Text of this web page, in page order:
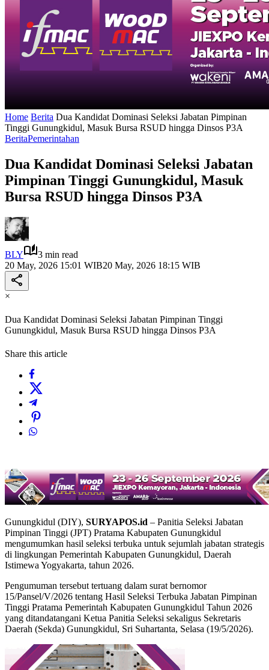
Home Berita Dua Kandidat Dominasi Seleksi Jabatan Pimpinan
Tinggi Gunungkidul, Masuk Bursa RSUD hingga Dinsos P3A
BeritaPemerintahan
Dua Kandidat Dominasi Seleksi Jabatan
Pimpinan Tinggi Gunungkidul, Masuk
Bursa RSUD hingga Dinsos P3A
BLY
3 min read
20 May, 2026 15:01 WIB20 May, 2026 18:15 WIB
×
Dua Kandidat Dominasi Seleksi Jabatan Pimpinan Tinggi
Gunungkidul, Masuk Bursa RSUD hingga Dinsos P3A
Share this article
Gunungkidul (DIY), SURYAPOS.id – Panitia Seleksi Jabatan
Pimpinan Tinggi (JPT) Pratama Kabupaten Gunungkidul
mengumumkan hasil seleksi terbuka untuk sejumlah jabatan strategis
di lingkungan Pemerintah Kabupaten Gunungkidul, Daerah
Istimewa Yogyakarta, tahun 2026.
Pengumuman tersebut tertuang dalam surat bernomor
15/Pansel/V/2026 tentang Hasil Seleksi Terbuka Jabatan Pimpinan
Tinggi Pratama Pemerintah Kabupaten Gunungkidul Tahun 2026
yang ditandatangani Ketua Panitia Seleksi sekaligus Sekretaris
Daerah (Sekda) Gunungkidul, Sri Suhartanta, Selasa (19/5/2026).